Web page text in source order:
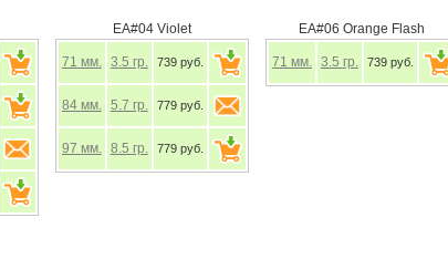
EA#04 Violet
71 мм. 3.5 гр. 739 руб.
84 мм. 5.7 гр. 779 руб.
97 мм. 8.5 гр. 779 руб.
EA#06 Orange Flash
71 мм. 3.5 гр. 739 руб.